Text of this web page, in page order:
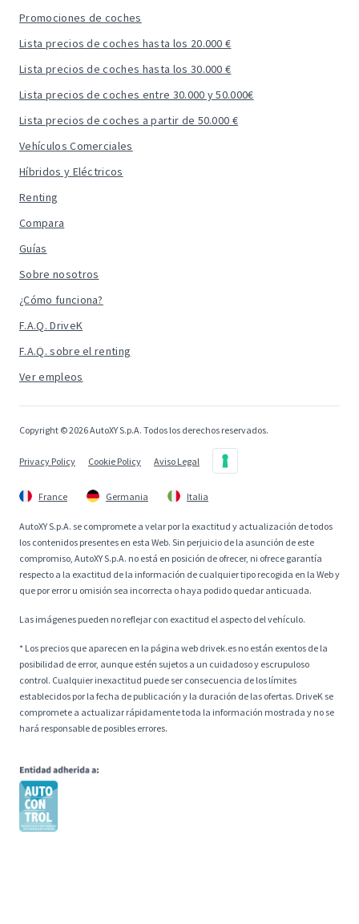
Promociones de coches
Lista precios de coches hasta los 20.000 €
Lista precios de coches hasta los 30.000 €
Lista precios de coches entre 30.000 y 50.000€
Lista precios de coches a partir de 50.000 €
Vehículos Comerciales
Híbridos y Eléctricos
Renting
Compara
Guías
Sobre nosotros
¿Cómo funciona?
F.A.Q. DriveK
F.A.Q. sobre el renting
Ver empleos
Copyright © 2026 AutoXY S.p.A. Todos los derechos reservados.
Privacy Policy Cookie Policy Aviso Legal
France Germania Italia
AutoXY S.p.A. se compromete a velar por la exactitud y actualización de todos
los contenidos presentes en esta Web. Sin perjuicio de la asunción de este
compromiso, AutoXY S.p.A. no está en posición de ofrecer, ni ofrece garantía
respecto a la exactitud de la información de cualquier tipo recogida en la Web y
que por error u omisión sea incorrecta o haya podido quedar anticuada.
Las imágenes pueden no reflejar con exactitud el aspecto del vehículo.
* Los precios que aparecen en la página web drivek.es no están exentos de la
posibilidad de error, aunque estén sujetos a un cuidadoso y escrupuloso
control. Cualquier inexactitud puede ser consecuencia de los límites
establecidos por la fecha de publicación y la duración de las ofertas. DriveK se
compromete a actualizar rápidamente toda la información mostrada y no se
hará responsable de posibles errores.